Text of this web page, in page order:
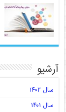
آرشیو
سال ۱۴۰۲
سال ۱۴۰۱